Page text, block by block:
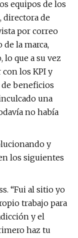
equipos de los
directora de
por correo
la marca,
lo que a su vez
los KPI y
beneficios
una
no había
y
los siguientes
“Fui al sitio yo
trabajo para
y el
haz tu